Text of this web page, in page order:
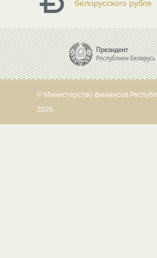
белорусского рубля
© Министерство финансов
2026.